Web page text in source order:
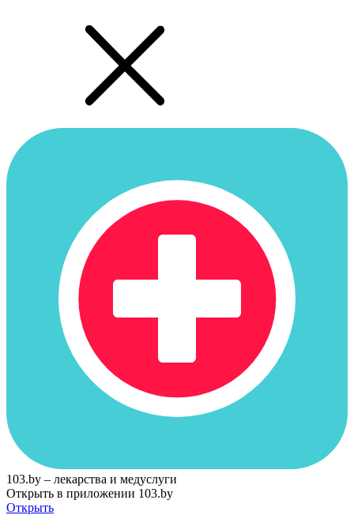
103.by – лекарства и медуслуги
Открыть в приложении 103.by
Открыть